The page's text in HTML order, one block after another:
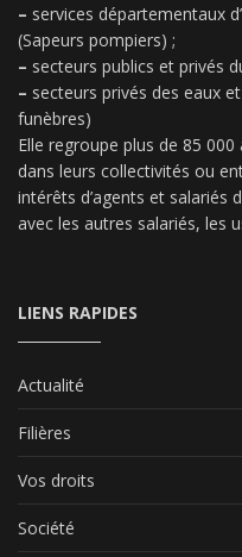
– services départementaux
(Sapeurs pompiers) ;
– secteurs publics et privés
– secteurs privés des eaux
funèbres)
Elle regroupe plus de 85
dans leurs collectivités ou
intérêts d’agents et salariés
avec les autres salariés, les
LIENS RAPIDES
Actualité
Filières
Vos droits
Société